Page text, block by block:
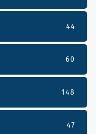
44
60
148
47